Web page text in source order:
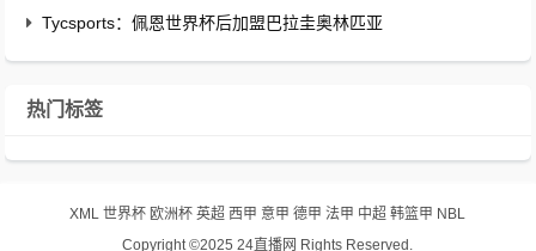
Tycsports：佩恩世界杯后加盟巴拉圭奥林匹亚
热门标签
XML 世界杯 欧洲杯 英超 西甲 意甲 德甲 法甲 中超 韩篮甲 NBL
Copyright ©2025 24直播网 Rights Reserved.